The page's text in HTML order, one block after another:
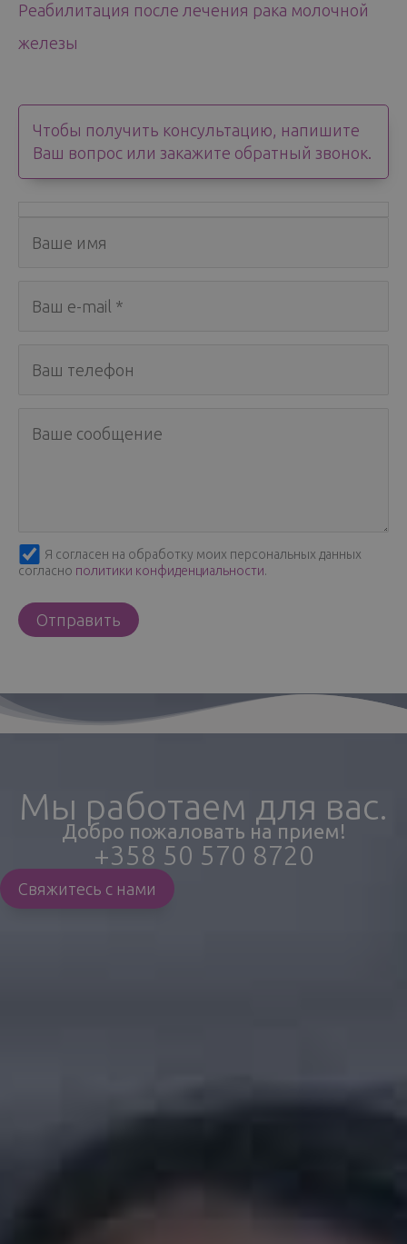
Реабилитация после лечения рака молочной
железы
Чтобы получить консультацию, напишите
Ваш вопрос или закажите обратный звонок.
Я согласен на обработку моих персональных данных
согласно политики конфиденциальности.
Мы работаем для вас.
Добро пожаловать на прием!
+358 50 570 8720
Свяжитесь с нами